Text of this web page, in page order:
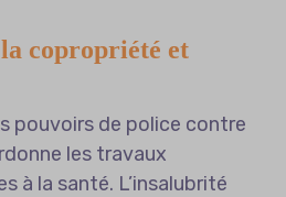
copropriété et
pouvoirs de police contre
les travaux
à la santé. L’insalubrité